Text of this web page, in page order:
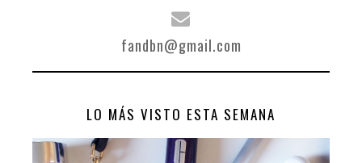
fandbn@gmail.com
LO MÁS VISTO ESTA SEMANA